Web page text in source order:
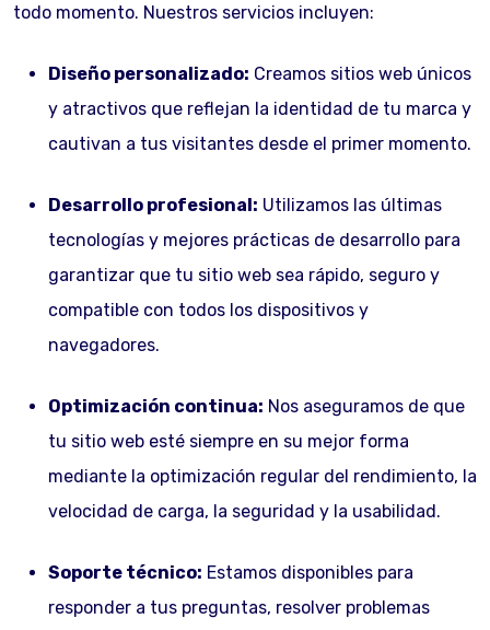
todo momento. Nuestros servicios incluyen:
Diseño personalizado: Creamos sitios web únicos
y atractivos que reflejan la identidad de tu marca y
cautivan a tus visitantes desde el primer momento.
Desarrollo profesional: Utilizamos las últimas
tecnologías y mejores prácticas de desarrollo para
garantizar que tu sitio web sea rápido, seguro y
compatible con todos los dispositivos y
navegadores.
Optimización continua: Nos aseguramos de que
tu sitio web esté siempre en su mejor forma
mediante la optimización regular del rendimiento, la
velocidad de carga, la seguridad y la usabilidad.
Soporte técnico: Estamos disponibles para
responder a tus preguntas, resolver problemas